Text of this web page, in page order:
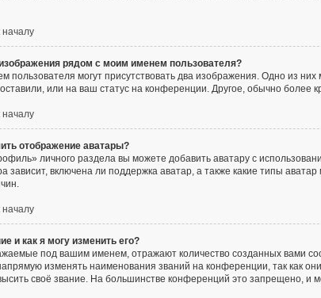
началу
рядом с моим именем пользователя?
пользователя могут присутствовать два изображения. Одно из
или на ваш статус на конференции. Другое, обычно более
началу
отображение аватары?
личного раздела вы можете добавить аватару с
зависит, включена ли поддержка аватар, а также какие типы
началу
и как я могу изменить его?
под вашим именем, отражают количество созданных вами
изменять наименования званий на конференции, так как
своё звание. На большинстве конференций это запрещено,